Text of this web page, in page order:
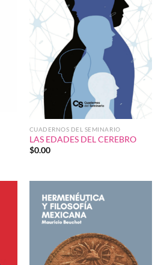
CUADERNOS DEL SEMINARIO
LAS EDADES DEL CEREBRO
$0.00